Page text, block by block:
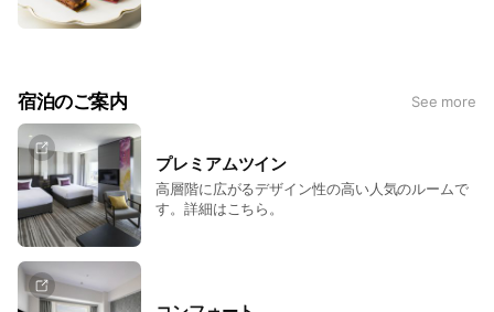
宿泊のご案内 See more
プレミアムツイン
高層階に広がるデザイン性の高い人気のルームで
す。詳細はこちら。